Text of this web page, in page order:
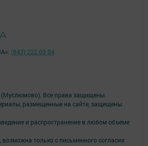
Все права защищены.
размещенные на сайте, защищены
и распространение в любом объеме
только с письменного согласия
(843) 222 09 84